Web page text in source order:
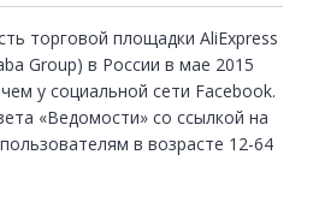
торговой площадки AliExpress
Group) в России в мае 2015
у социальной сети Facebook.
«Ведомости» со ссылкой на
в возрасте 12-64